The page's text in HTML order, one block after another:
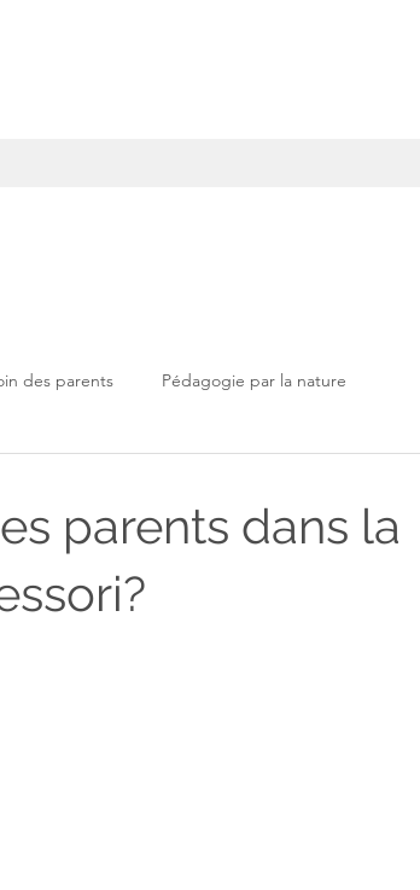
des parents Pédagogie par la nature
parents dans la